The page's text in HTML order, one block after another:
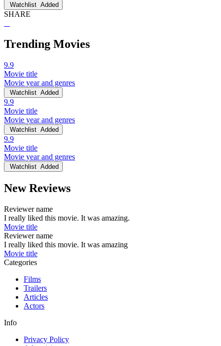
Watchlist Added
SHARE
Trending Movies
9.9
Movie title
Movie year and genres
Watchlist Added
9.9
Movie title
Movie year and genres
Watchlist Added
9.9
Movie title
Movie year and genres
Watchlist Added
New Reviews
Reviewer name
I really liked this movie. It was amazing.
Movie title
Reviewer name
I really liked this movie. It was amazing
Movie title
Categories
Films
Trailers
Articles
Actors
Info
Privacy Policy